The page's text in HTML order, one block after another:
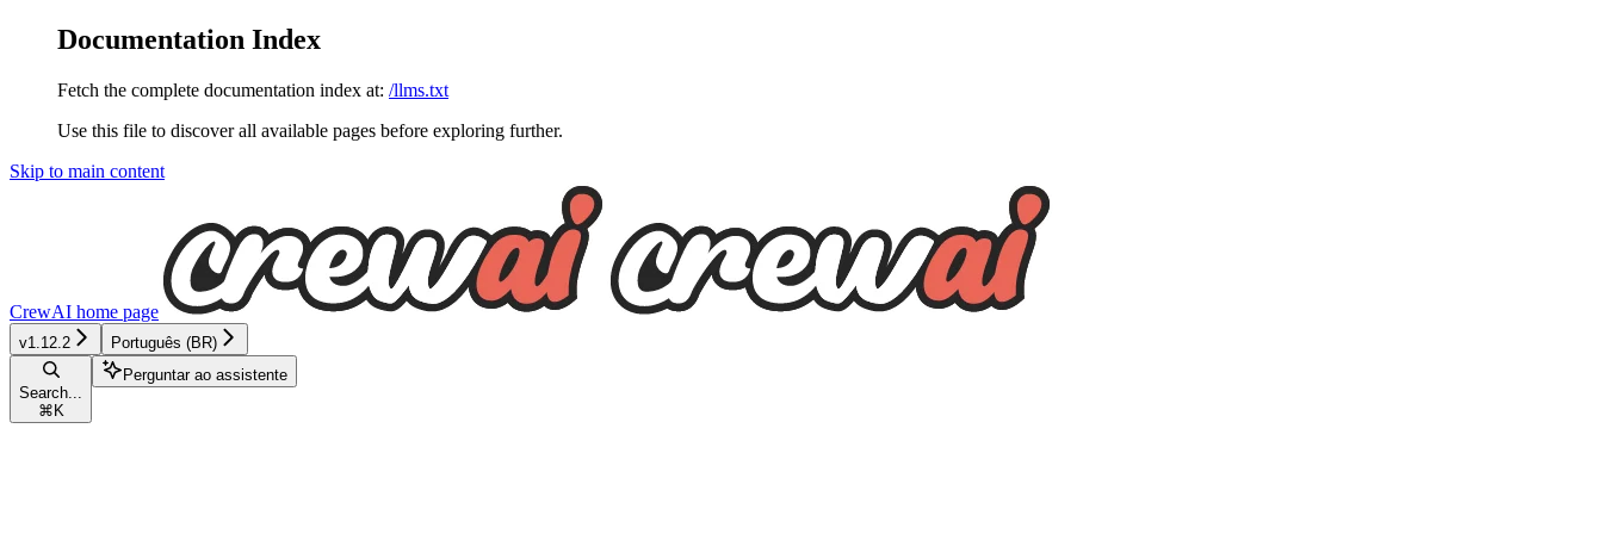
Documentation Index
Fetch the complete documentation index at: /llms.txt
Use this file to discover all available pages before exploring further.
Skip to main content
CrewAI home page
v1.12.2 Português (BR)
Search...
⌘ K
Perguntar ao assistente